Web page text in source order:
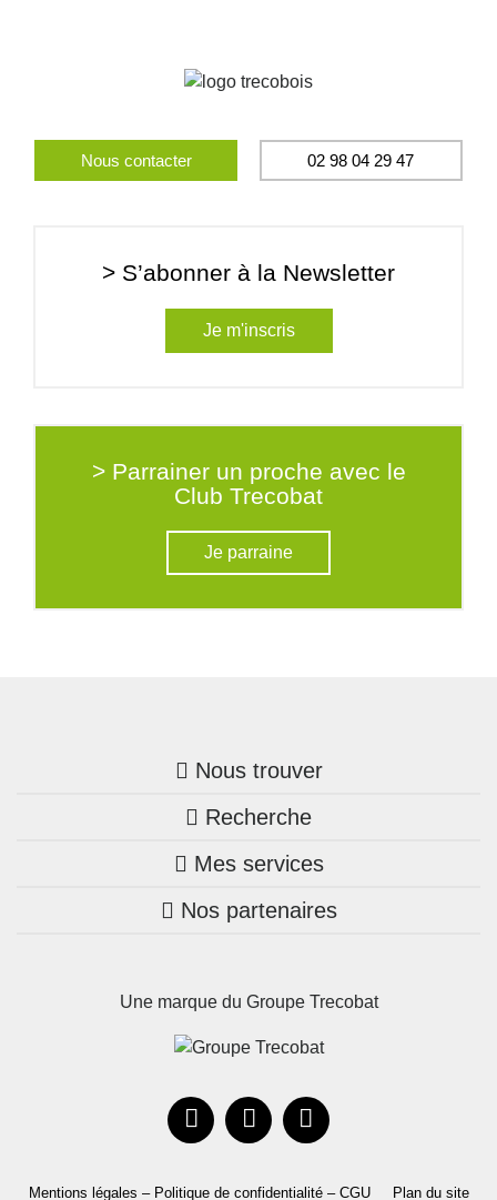
Nous contacter 02 98 04 29 47
> S’abonner à la Newsletter
Je m'inscris
> Parrainer un proche avec le
Club Trecobat
Je parraine
Nous trouver
Trouver une agence
Bretagne
Pays de la Loire
Occitanie
Recherche
Nos annonces
Maison + terrain
Mes services
Mon compte Trecobois
Parrainez un proche!
Nos partenaires
Une marque du Groupe Trecobat
Mentions légales – Politique de confidentialité – CGU Plan du site